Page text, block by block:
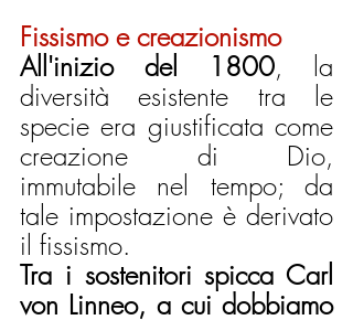
Fissismo e creazionismo
All'inizio del 1800, la
diversità esistente tra le
specie era giustificata come
creazione di Dio,
immutabile nel tempo; da
tale impostazione è derivato
il fissismo.
Tra i sostenitori spicca Carl
von Linneo, a cui dobbiamo